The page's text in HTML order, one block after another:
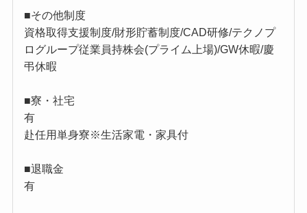
■その他制度
資格取得支援制度/財形貯蓄制度/CAD研修/テクノプ
ログループ従業員持株会(プライム上場)/GW休暇/慶
弔休暇
■寮・社宅
有
赴任用単身寮※生活家電・家具付
■退職金
有